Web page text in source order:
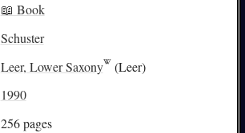
📖 Book
Schuster
Leer, Lower Saxony
(Leer)
1990
256 pages